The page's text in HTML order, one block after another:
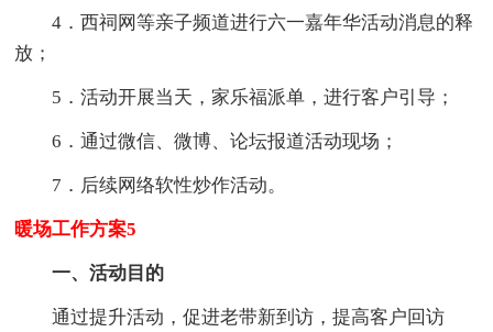
4．西祠网等亲子频道进行六一嘉年华活动消息的释
放；
5．活动开展当天，家乐福派单，进行客户引导；
6．通过微信、微博、论坛报道活动现场；
7．后续网络软性炒作活动。
暖场工作方案5
一、活动目的
通过提升活动，促进老带新到访，提高客户回访